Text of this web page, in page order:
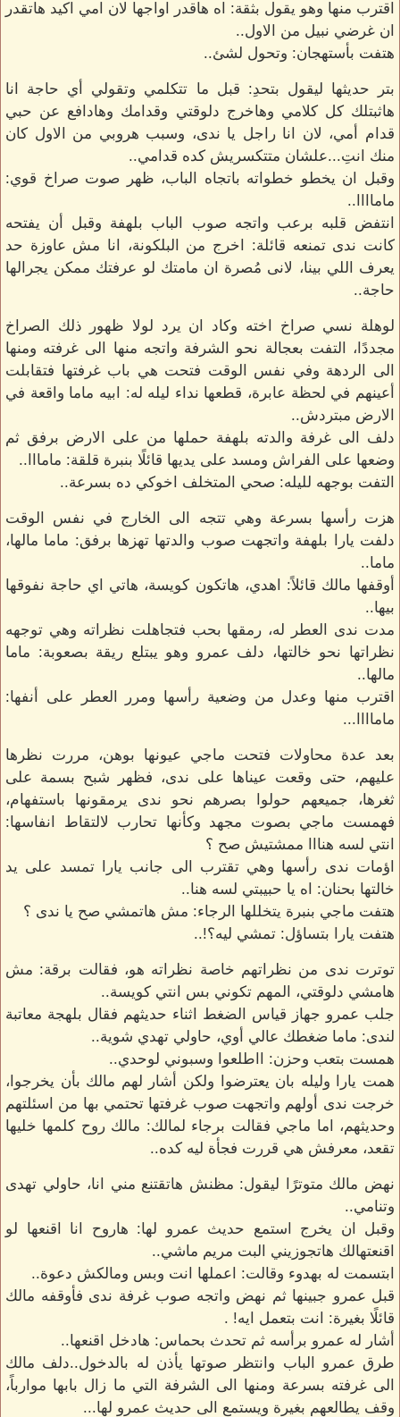
اقترب منها وهو يقول بثقة: اه هاقدر اواجها لان امي اكيد هاتقدر
ان غرضي نبيل من الاول..
هتفت بأستهجان: وتحول لشئ..
بتر حديثها ليقول بتحدِ: قبل ما تتكلمي وتقولي أي حاجة انا
هاثبتلك كل كلامي وهاخرج دلوقتي وقدامك وهادافع عن حبي
قدام أمي، لان انا راجل يا ندى، وسبب هروبي من الاول كان
منك انتِ...علشان متتكسريش كده قدامي..
وقبل ان يخطو خطواته باتجاه الباب، ظهر صوت صراخ قوي:
ماماااا..
انتفض قلبه برعب واتجه صوب الباب بلهفة وقبل أن يفتحه
كانت ندى تمنعه قائلة: اخرج من البلكونة، انا مش عاوزة حد
يعرف اللي بينا، لانى مُصرة ان مامتك لو عرفتك ممكن يجرالها
حاجة..
لوهلة نسي صراخ اخته وكاد ان يرد لولا ظهور ذلك الصراخ
مجددًا، التفت بعجالة نحو الشرفة واتجه منها الى غرفته ومنها
الى الردهة وفي نفس الوقت فتحت هي باب غرفتها فتقابلت
أعينهم في لحظة عابرة، قطعها نداء ليله له: ابيه ماما واقعة في
الارض مبتردش..
دلف الى غرفة والدته بلهفة حملها من على الارض برفق ثم
وضعها على الفراش ومسد على يديها قائلًا بنبرة قلقة: مامااا..
التفت بوجهه لليله: صحي المتخلف اخوكي ده بسرعة..
هزت رأسها بسرعة وهي تتجه الى الخارج في نفس الوقت
دلفت يارا بلهفة واتجهت صوب والدتها تهزها برفق: ماما مالها،
ماما..
أوقفها مالك قائلاً: اهدي، هاتكون كويسة، هاتي اي حاجة نفوقها
بيها..
مدت ندى العطر له، رمقها بحب فتجاهلت نظراته وهي توجهه
نظراتها نحو خالتها، دلف عمرو وهو يبتلع ريقة بصعوبة: ماما
مالها..
اقترب منها وعدل من وضعية رأسها ومرر العطر على أنفها:
ماماااا...
بعد عدة محاولات فتحت ماجي عيونها بوهن، مررت نظرها
عليهم، حتى وقعت عيناها على ندى، فظهر شبح بسمة على
ثغرها، جميعهم حولوا بصرهم نحو ندى يرمقونها باستفهام،
فهمست ماجي بصوت مجهد وكأنها تحارب لالتقاط انفاسها:
انتي لسه هنااا ممشتيش صح ؟
اؤمات ندى رأسها وهي تقترب الى جانب يارا تمسد على يد
خالتها بحنان: اه يا حبيبتي لسه هنا..
هتفت ماجي بنبرة يتخللها الرجاء: مش هاتمشي صح يا ندى ؟
هتفت يارا بتساؤل: تمشي ليه؟!..
توترت ندى من نظراتهم خاصة نظراته هو، فقالت برقة: مش
هامشي دلوقتي، المهم تكوني بس انتي كويسة..
جلب عمرو جهاز قياس الضغط اثناء حديثهم فقال بلهجة معاتبة
لندى: ماما ضغطك عالي أوي، حاولي تهدي شوية..
همست بتعب وحزن: ااطلعوا وسبوني لوحدي..
همت يارا وليله بان يعترضوا ولكن أشار لهم مالك بأن يخرجوا،
خرجت ندى أولهم واتجهت صوب غرفتها تحتمي بها من اسئلتهم
وحديثهم، اما ماجي فقالت برجاء لمالك: مالك روح كلمها خليها
تقعد، معرفش هي قررت فجأة ليه كده..
نهض مالك متوترًا ليقول: مظنش هاتقتنع مني انا، حاولي تهدى
وتنامي..
وقبل ان يخرج استمع حديث عمرو لها: هاروح انا اقنعها لو
اقنعتهالك هاتجوزيني البت مريم ماشي..
ابتسمت له بهدوء وقالت: اعملها انت وبس ومالكش دعوة..
قبل عمرو جبينها ثم نهض واتجه صوب غرفة ندى فأوقفه مالك
قائلًا بغيرة: انت بتعمل ايه! .
أشار له عمرو برأسه ثم تحدث بحماس: هادخل اقنعها..
طرق عمرو الباب وانتظر صوتها يأذن له بالدخول..دلف مالك
الى غرفته بسرعة ومنها الى الشرفة التي ما زال بابها موارباً،
وقف يطالعهم بغيرة ويستمع الى حديث عمرو لها...